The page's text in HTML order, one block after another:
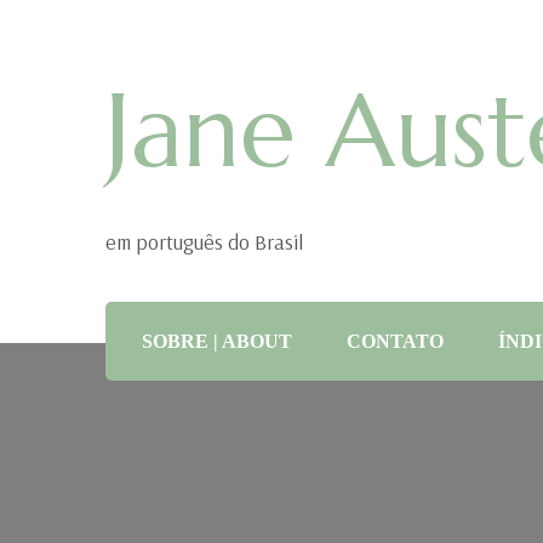
Jane
em português do Brasil
SOBRE | ABOUT CONTATO